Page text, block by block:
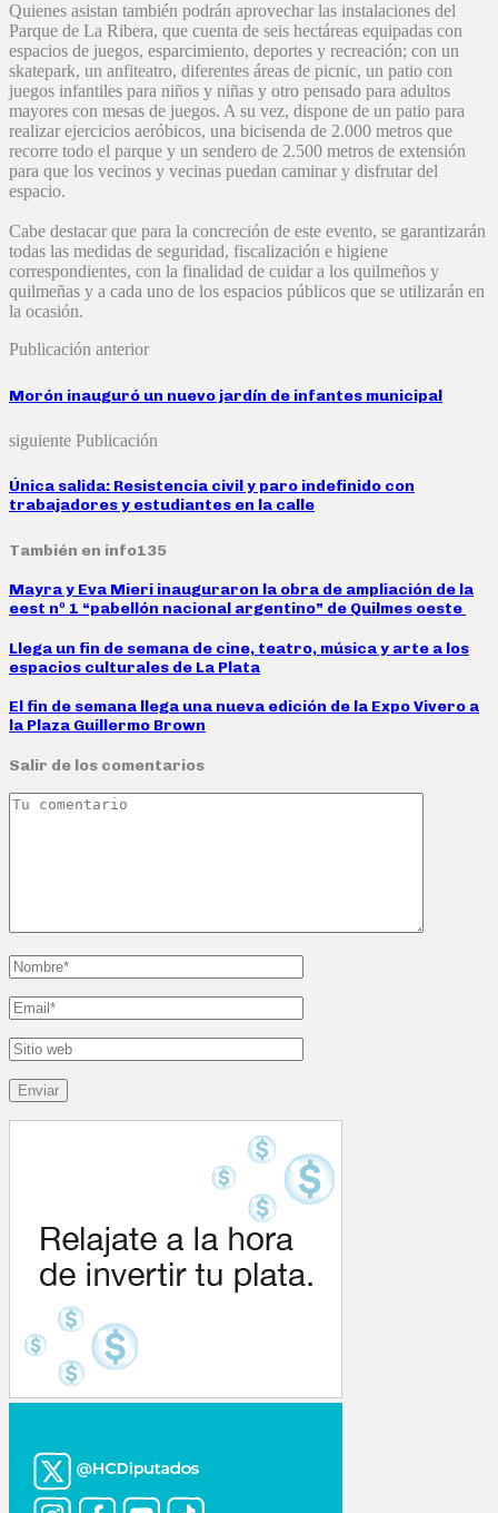
Quienes asistan también podrán aprovechar las instalaciones del
Parque de La Ribera, que cuenta de seis hectáreas equipadas con
espacios de juegos, esparcimiento, deportes y recreación; con un
skatepark, un anfiteatro, diferentes áreas de picnic, un patio con
juegos infantiles para niños y niñas y otro pensado para adultos
mayores con mesas de juegos. A su vez, dispone de un patio para
realizar ejercicios aeróbicos, una bicisenda de 2.000 metros que
recorre todo el parque y un sendero de 2.500 metros de extensión
para que los vecinos y vecinas puedan caminar y disfrutar del
espacio.
Cabe destacar que para la concreción de este evento, se garantizarán
todas las medidas de seguridad, fiscalización e higiene
correspondientes, con la finalidad de cuidar a los quilmeños y
quilmeñas y a cada uno de los espacios públicos que se utilizarán en
la ocasión.
Publicación anterior
Morón inauguró un nuevo jardín de infantes municipal
siguiente Publicación
Única salida: Resistencia civil y paro indefinido con
trabajadores y estudiantes en la calle
También en info135
Mayra y Eva Mieri inauguraron la obra de ampliación de la
eest nº 1 “pabellón nacional argentino” de Quilmes oeste
Llega un fin de semana de cine, teatro, música y arte a los
espacios culturales de La Plata
El fin de semana llega una nueva edición de la Expo Vivero a
la Plaza Guillermo Brown
Salir de los comentarios